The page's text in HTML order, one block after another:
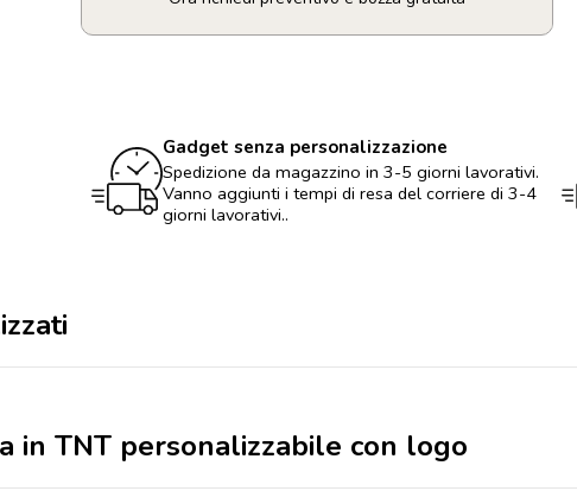
Sacca
logo
quantità
Gadget senza personalizzazione
Spedizione da magazzino in 3-5 giorni lavorativi.
Vanno aggiunti i tempi di resa del corriere di 3-4
giorni lavorativi..
in TNT personalizzabile con logo